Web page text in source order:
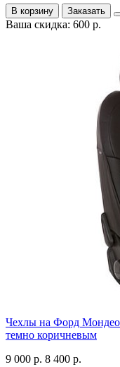
В корзину Заказать
Ваша скидка: 600 р.
Чехлы на Форд Мондео
темно коричневым
9 000 р. 8 400 р.